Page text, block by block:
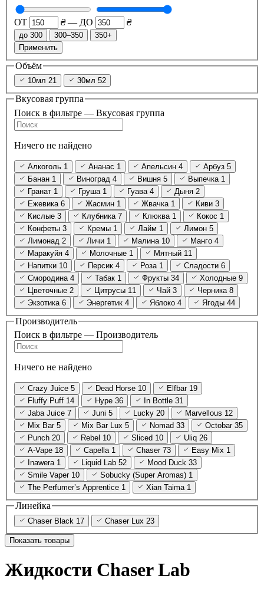
ОТ ₴ — ДО ₴
до 300 300–350
350+
Применить
Объём
10мл 21 30мл 52
Вкусовая группа
Поиск в фильтре — Вкусовая группа
Ничего не найдено
Алкоголь 1 Ананас 1 Апельсин 4 Арбуз 5
Банан 1 Виноград 4 Вишня 5 Выпечка 1
Гранат 1 Груша 1 Гуава 4 Дыня 2
Ежевика 6 Жасмин 1 Жвачка 1 Киви 3
Кислые 3 Клубника 7 Клюква 1 Кокос 1
Конфеты 3 Кремы 1 Лайм 1 Лимон 5
Лимонад 2 Личи 1 Малина 10 Манго 4
Маракуйя 4 Молочные 1 Мятный 11
Напитки 10 Персик 4 Роза 1 Сладости 6
Смородина 4 Табак 1 Фрукты 34 Холодные 9
Цветочные 2 Цитрусы 11 Чай 3 Черника 8
Экзотика 6 Энергетик 4 Яблоко 4 Ягоды 44
Производитель
Поиск в фильтре — Производитель
Ничего не найдено
Crazy Juice 5 Dead Horse 10 Elfbar 19
Fluffy Puff 14 Hype 36 In Bottle 31
Jaba Juice 7 Juni 5 Lucky 20 Marvellous 12
Mix Bar 5 Mix Bar Lux 5 Nomad 33 Octobar 35
Punch 20 Rebel 10 Sliced 10 Uliq 26
A-Vape 18 Capella 1 Chaser 73 Easy Mix 1
Inawera 1 Liquid Lab 52 Mood Duck 33
Smile Vaper 10 Sobucky (Super Aromas) 1
The Perfumer’s Apprentice 1 Xian Taima 1
Линейка
Chaser Black 17 Chaser Lux 23
Показать товары
Жидкости Chaser Lab